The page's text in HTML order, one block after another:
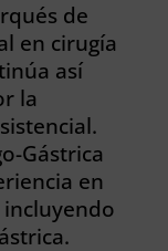
de
en cirugía
así
la
Gástrica
en